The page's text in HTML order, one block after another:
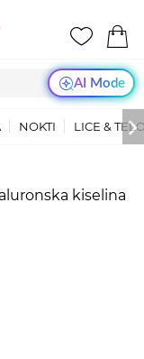
AI Mode
NOKTI LICE &
kiselina